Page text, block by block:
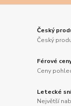
Český
Český
Férové
Ceny
Letecké
Největší